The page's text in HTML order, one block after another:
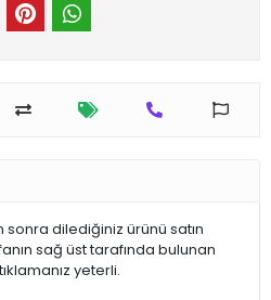
dilediğiniz ürünü satın
sağ üst tarafında bulunan
yeterli.